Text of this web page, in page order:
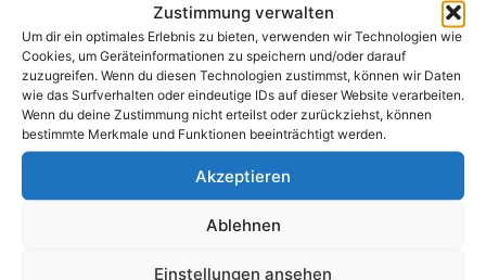
Zustimmung verwalten
Um dir ein optimales Erlebnis zu bieten, verwenden wir Technologien wie
Cookies, um Geräteinformationen zu speichern und/oder darauf
zuzugreifen. Wenn du diesen Technologien zustimmst, können wir Daten
wie das Surfverhalten oder eindeutige IDs auf dieser Website verarbeiten.
Wenn du deine Zustimmung nicht erteilst oder zurückziehst, können
bestimmte Merkmale und Funktionen beeinträchtigt werden.
Akzeptieren
Ablehnen
Einstellungen ansehen
MusikMeile
Wiesentheid
Fränkische Toskana Abschlussveranstaltung ab 22 Uhr
Feuerwehrfest